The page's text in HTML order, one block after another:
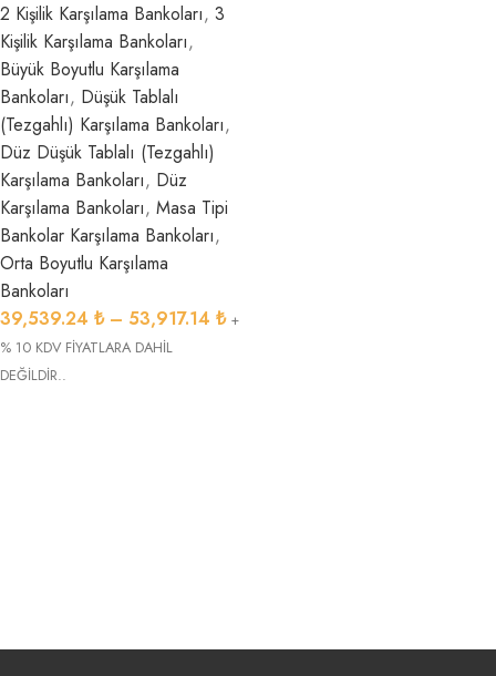
2 Kişilik Karşılama Bankoları, 3
Kişilik Karşılama Bankoları,
Büyük Boyutlu Karşılama
Bankoları, Düşük Tablalı
(Tezgahlı) Karşılama Bankoları,
Düz Düşük Tablalı (Tezgahlı)
Karşılama Bankoları, Düz
Karşılama Bankoları, Masa Tipi
Bankolar Karşılama Bankoları,
Orta Boyutlu Karşılama
Bankoları
39,539.24 ₺ – 53,917.14 ₺ +
% 10 KDV FİYATLARA DAHİL
DEĞİLDİR..